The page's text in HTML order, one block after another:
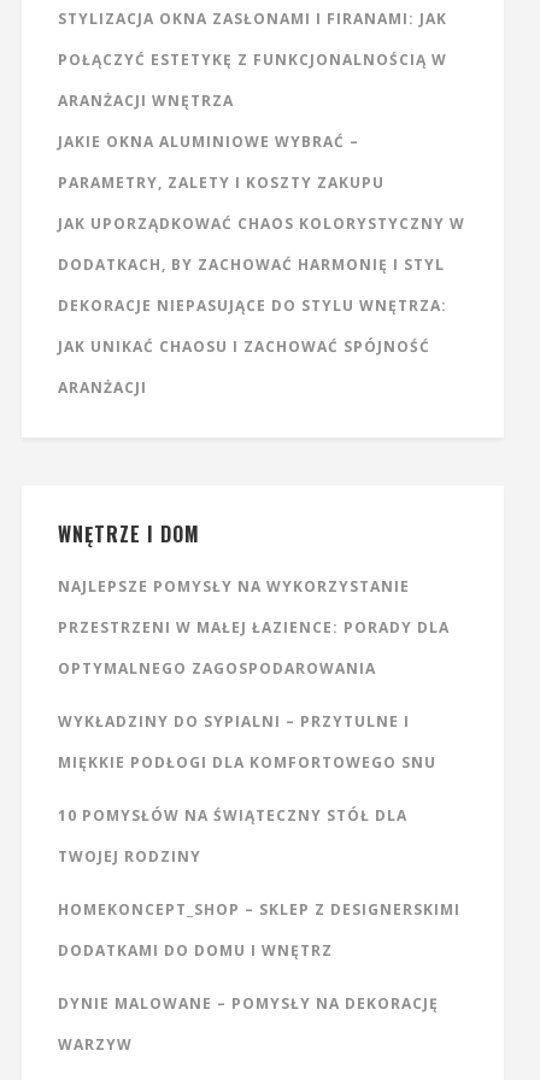
STYLIZACJA OKNA ZASŁONAMI I FIRANAMI: JAK
POŁĄCZYĆ ESTETYKĘ Z FUNKCJONALNOŚCIĄ W
ARANŻACJI WNĘTRZA
JAKIE OKNA ALUMINIOWE WYBRAĆ –
PARAMETRY, ZALETY I KOSZTY ZAKUPU
JAK UPORZĄDKOWAĆ CHAOS KOLORYSTYCZNY W
DODATKACH, BY ZACHOWAĆ HARMONIĘ I STYL
DEKORACJE NIEPASUJĄCE DO STYLU WNĘTRZA:
JAK UNIKAĆ CHAOSU I ZACHOWAĆ SPÓJNOŚĆ
ARANŻACJI
WNĘTRZE I DOM
NAJLEPSZE POMYSŁY NA WYKORZYSTANIE
PRZESTRZENI W MAŁEJ ŁAZIENCE: PORADY DLA
OPTYMALNEGO ZAGOSPODAROWANIA
WYKŁADZINY DO SYPIALNI – PRZYTULNE I
MIĘKKIE PODŁOGI DLA KOMFORTOWEGO SNU
10 POMYSŁÓW NA ŚWIĄTECZNY STÓŁ DLA
TWOJEJ RODZINY
HOMEKONCEPT_SHOP – SKLEP Z DESIGNERSKIMI
DODATKAMI DO DOMU I WNĘTRZ
DYNIE MALOWANE – POMYSŁY NA DEKORACJĘ
WARZYW